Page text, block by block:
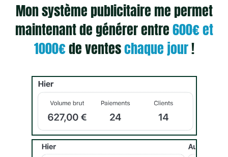
Mon système publicitaire me permet
maintenant de générer entre600€ et
1000€de venteschaque jour!